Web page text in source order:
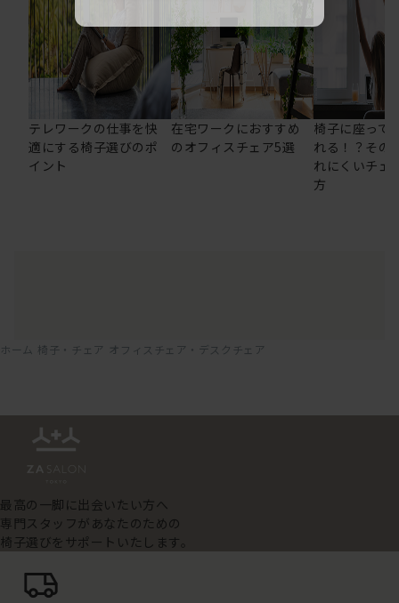
テレワークの仕事を快
適にする椅子選びのポ
イント
在宅ワークにおすすめ
のオフィスチェア5選
椅子に座って
れる！？その
れにくいチェ
方
ホーム 椅子・チェア オフィスチェア・デスクチェア
最高の一脚に出会いたい方へ
専門スタッフがあなたのための
椅子選びをサポートいたします。